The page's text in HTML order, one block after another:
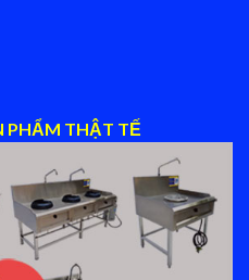
PHẨM THẬT TẾ